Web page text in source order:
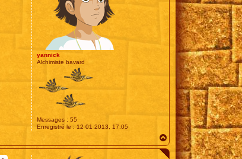
yannick
Alchimiste bavard
Messages : 55
Enregistré le : 12 01 2013, 17:05
a
u